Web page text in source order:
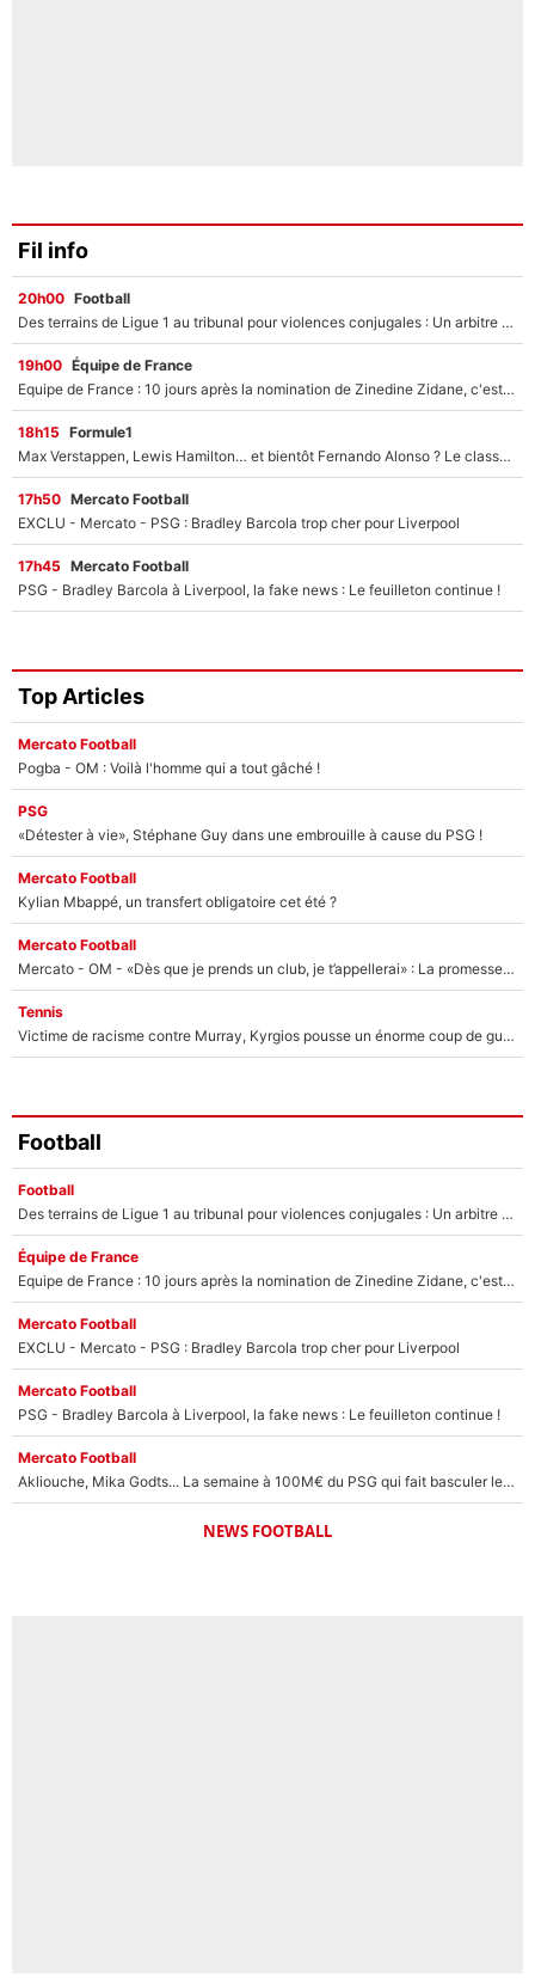
Fil info
20h00 Football
Des terrains de Ligue 1 au tribunal pour violences conjugales : Un arbitre français encourt une peine de 18 mois de prison !
19h00 Équipe de France
Equipe de France : 10 jours après la nomination de Zinedine Zidane, c'est au tour de son fils de prendre un nouveau départ !
18h15 Formule1
Max Verstappen, Lewis Hamilton… et bientôt Fernando Alonso ? Le classement des pilotes les mieux payés en Formule 1 risque de changer !
17h50 Mercato Football
EXCLU - Mercato - PSG : Bradley Barcola trop cher pour Liverpool
17h45 Mercato Football
PSG - Bradley Barcola à Liverpool, la fake news : Le feuilleton continue !
Top Articles
Mercato Football
Pogba - OM : Voilà l'homme qui a tout gâché !
PSG
«Détester à vie», Stéphane Guy dans une embrouille à cause du PSG !
Mercato Football
Kylian Mbappé, un transfert obligatoire cet été ?
Mercato Football
Mercato - OM - «Dès que je prends un club, je t’appellerai» : La promesse de Marcelino au moment de claquer la porte
Tennis
Victime de racisme contre Murray, Kyrgios pousse un énorme coup de gueule !
Football
Football
Des terrains de Ligue 1 au tribunal pour violences conjugales : Un arbitre français encourt une peine de 18 mois de prison !
Équipe de France
Equipe de France : 10 jours après la nomination de Zinedine Zidane, c'est au tour de son fils de prendre un nouveau départ !
Mercato Football
EXCLU - Mercato - PSG : Bradley Barcola trop cher pour Liverpool
Mercato Football
PSG - Bradley Barcola à Liverpool, la fake news : Le feuilleton continue !
Mercato Football
Akliouche, Mika Godts... La semaine à 100M€ du PSG qui fait basculer le mercato du PSG !
NEWS FOOTBALL